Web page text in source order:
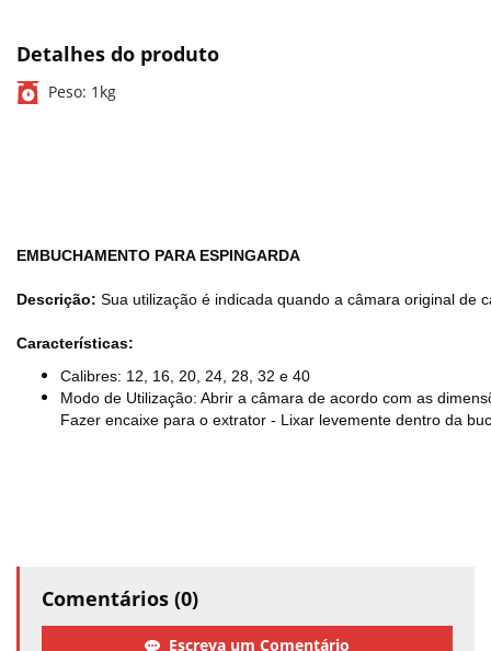
Detalhes do produto
Peso: 1kg
EMBUCHAMENTO PARA ESPINGARDA
Descrição: Sua utilização é indicada quando a câmara original de
Características:
Calibres: 12, 16, 20, 24, 28, 32 e 40
Modo de Utilização: Abrir a câmara de acordo com as
Fazer encaixe para o extrator - Lixar levemente dentro da
Comentários (0)
Escreva um Comentário